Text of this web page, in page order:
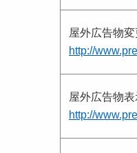
屋外広告物
http://
屋外広告物
http://